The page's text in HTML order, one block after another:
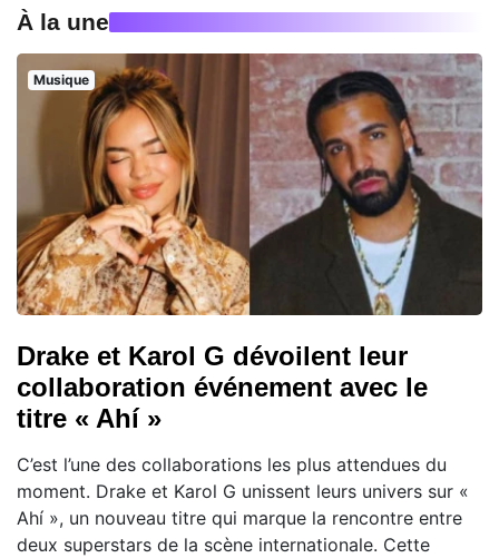
À la une
Musique
Drake et Karol G dévoilent leur
collaboration événement avec le
titre « Ahí »
C’est l’une des collaborations les plus attendues du
moment. Drake et Karol G unissent leurs univers sur «
Ahí », un nouveau titre qui marque la rencontre entre
deux superstars de la scène internationale. Cette